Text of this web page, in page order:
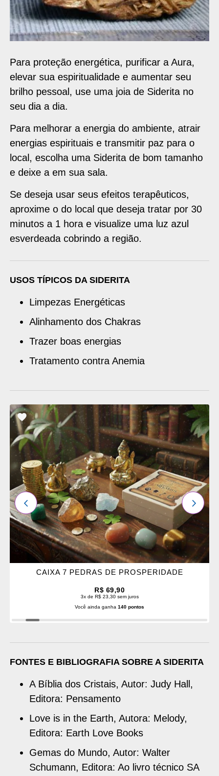
Para proteção energética, purificar a Aura,
elevar sua espiritualidade e aumentar seu
brilho pessoal, use uma joia de Siderita no
seu dia a dia.
Para melhorar a energia do ambiente, atrair
energias espirituais e transmitir paz para o
local, escolha uma Siderita de bom tamanho
e deixe a em sua sala.
Se deseja usar seus efeitos terapêuticos,
aproxime o do local que deseja tratar por 30
minutos a 1 hora e visualize uma luz azul
esverdeada cobrindo a região.
USOS TÍPICOS DA SIDERITA
Limpezas Energéticas
Alinhamento dos Chakras
Trazer boas energias
Tratamento contra Anemia
ADICIONAR
OS
FAVORITOS
CAIXA 7 PEDRAS DE PROSPERIDADE
R$ 69,90
3x de R$ 23,30 sem juros
Você ainda ganha 140 pontos
ANTERIOR
FONTES E BIBLIOGRAFIA SOBRE A SIDERITA
A Bíblia dos Cristais, Autor: Judy Hall,
Editora: Pensamento
Love is in the Earth, Autora: Melody,
Editora: Earth Love Books
Gemas do Mundo, Autor: Walter
Schumann, Editora: Ao livro técnico SA